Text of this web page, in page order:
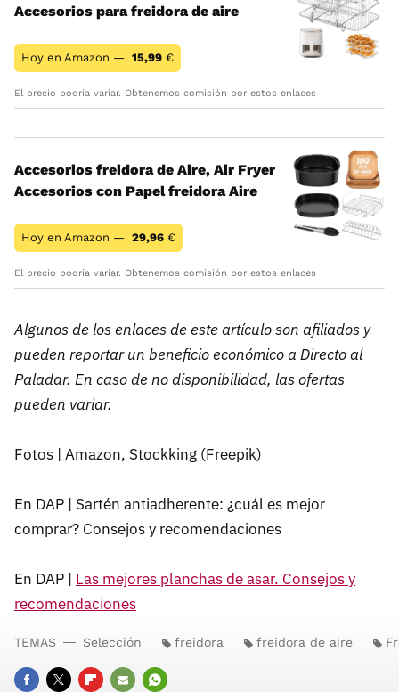
Accesorios para freidora de aire
Hoy en Amazon — 15,99 €
El precio podría variar. Obtenemos comisión por estos enlaces
Accesorios freidora de Aire, Air Fryer
Accesorios con Papel freidora Aire
Hoy en Amazon — 29,96 €
El precio podría variar. Obtenemos comisión por estos enlaces
Algunos de los enlaces de este artículo son afiliados y
pueden reportar un beneficio económico a Directo al
Paladar. En caso de no disponibilidad, las ofertas
pueden variar.
Fotos | Amazon, Stockking (Freepik)
En DAP | Sartén antiadherente: ¿cuál es mejor
comprar? Consejos y recomendaciones
En DAP | Las mejores planchas de asar. Consejos y
recomendaciones
TEMAS Selección freidora freidora de aire